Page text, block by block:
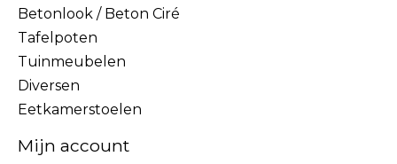
Betonlook / Beton Ciré
Tafelpoten
Tuinmeubelen
Diversen
Eetkamerstoelen
Mijn account